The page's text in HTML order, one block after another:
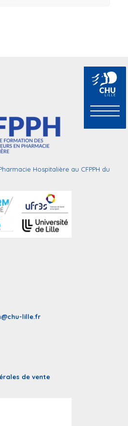
Hospitalière au CFPPH du
lille.fr
de vente